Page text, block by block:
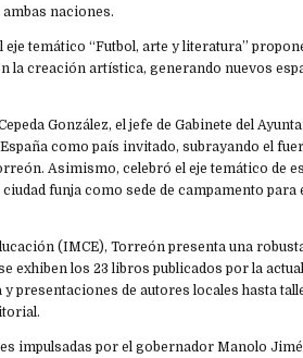
naciones.
eje temático “Futbol, arte y literatura”
la creación artística, generando nuevos
González, el jefe de Gabinete del
como país invitado, subrayando el
Asimismo, celebró el eje temático de
funja como sede de campamento
(IMCE), Torreón presenta una
exhiben los 23 libros publicados por la
presentaciones de autores locales hasta
impulsadas por el gobernador Manolo